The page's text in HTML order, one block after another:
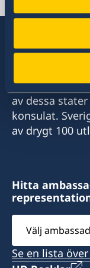
Sverige har
stort sett alla
av dessa
konsulat.
av drygt 100
Hitta
ambassad
Se en lista